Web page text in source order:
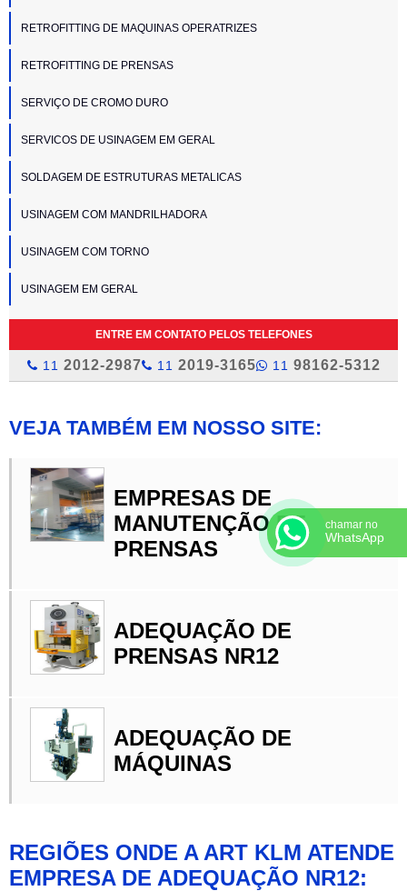
RETROFITTING DE MAQUINAS OPERATRIZES
RETROFITTING DE PRENSAS
SERVIÇO DE CROMO DURO
SERVICOS DE USINAGEM EM GERAL
SOLDAGEM DE ESTRUTURAS METALICAS
USINAGEM COM MANDRILHADORA
USINAGEM COM TORNO
USINAGEM EM GERAL
ENTRE EM CONTATO PELOS TELEFONES
11 2012-2987 11 2019-3165 11 98162-5312
VEJA TAMBÉM EM NOSSO SITE:
EMPRESAS DE
MANUTENÇÃO DE
PRENSAS
ADEQUAÇÃO DE
PRENSAS NR12
ADEQUAÇÃO DE
MÁQUINAS
REGIÕES ONDE A ART KLM ATENDE
EMPRESA DE ADEQUAÇÃO NR12:
chamar no
WhatsApp